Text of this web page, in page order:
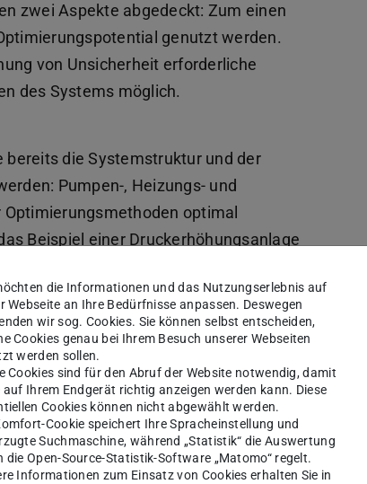
zwei Aspekte abgedeckt: Zum einen
genutzt werden.
von Unsicherheit erforderliche
des Systems möglich.
die Systemstruktur und der
Pumpen-, Heizungs- und
optimal
Beispiel einer Druckerhöhungsanlage
Fall um 10% vom vorausgesagten
hydrostatischen Getriebes für den
gefunden, vgl. untenstehende
werden auf Basis der Metriken
Grad
(PDF-Datei)
(wird in neuem Tab geöffnet)
Zielkriterien und
Optimierungsmodell integriert. Bei
die Informationen und das Nutzungserlebnis auf
Webseite an Ihre Bedürfnisse anpassen. Deswegen
wir sog. Cookies. Sie können selbst entscheiden,
Cookies genau bei Ihrem Besuch unserer Webseiten
werden sollen.
Cookies sind für den Abruf der Website notwendig, damit
auf Ihrem Endgerät richtig anzeigen werden kann. Diese
Cookies können nicht abgewählt werden.
Cookie speichert Ihre Spracheinstellung und
Suchmaschine, während „Statistik“ die Auswertung
die Open-Source-Statistik-Software „Matomo“ regelt.
Informationen zum Einsatz von Cookies erhalten Sie in